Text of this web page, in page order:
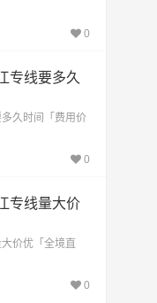
不作为
0
专线要多久
久时间「费用价
0
专线量大价
价优「全境直
0